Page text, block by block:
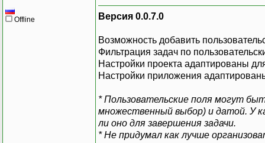
Offline Версия 0.0.7.0
Возможность добавить
Фильтрация задач по
Настройки проекта адаптированы
Настройки приложения
* Пользовательские поля могут
множественный выбор) и датой. У
ли оно для завершения задачи.
* Не придумал как лучше